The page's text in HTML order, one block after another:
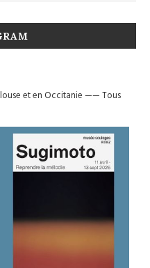
et en Occitanie——Tous